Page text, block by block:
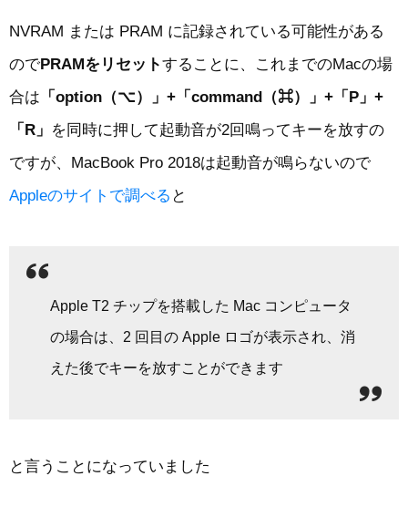
NVRAM または PRAM に記録されている可能性がある
のでPRAMをリセットすることに、これまでのMacの場
合は 「option（⌥）」+「command（⌘）」+「P」+
「R」 を同時に押して起動音が2回鳴ってキーを放すの
ですが、MacBook Pro 2018は起動音が鳴らないので
Appleのサイトで調べる と
Apple T2 チップを搭載した Mac コンピュータ
の場合は、2 回目の Apple ロゴが表示され、消
えた後でキーを放すことができます
と言うことになっていました